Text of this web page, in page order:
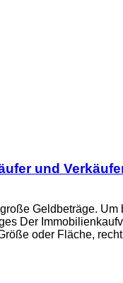
und
Geldbeträge.
Der
oder Fläche,